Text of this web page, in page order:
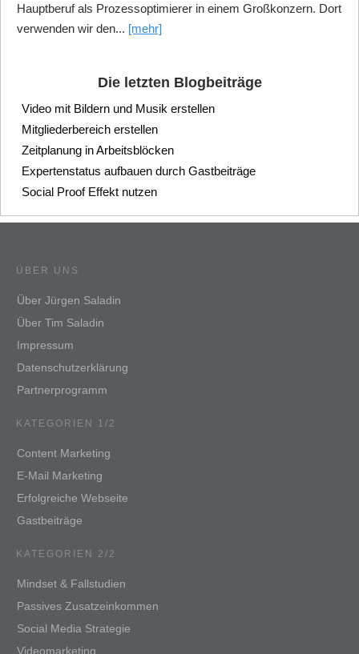
Hauptberuf als Prozessoptimierer in einem Großkonzern. Dort
verwenden wir den... [mehr]
Die letzten Blogbeiträge
Video mit Bildern und Musik erstellen
Mitgliederbereich erstellen
Zeitplanung in Arbeitsblöcken
Expertenstatus aufbauen durch Gastbeiträge
Social Proof Effekt nutzen
ÜBER UNS
Über Jürgen Saladin
Über Tim Saladin
Impressum
Datenschutzerklärung
Partnerprogramm
KATEGORIEN 1/2
Content Marketing
E-Mail Marketing
Erfolgreiche Webseite
Gastbeiträge
KATEGORIEN 2/2
Mindset & Fallstudien
Passives Zusatzeinkommen
Social Media Strategie
Videomarketing